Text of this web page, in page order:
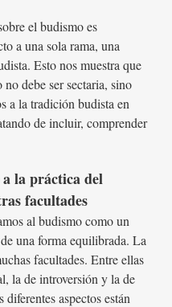
el budismo es
a una sola rama, una
Esto nos muestra que
debe ser sectaria, sino
a la tradición budista en
de incluir, comprender
la práctica del
facultades
al budismo como un
una forma equilibrada. La
facultades. Entre ellas
la de introversión y la de
aspectos están